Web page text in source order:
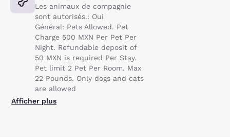
Les animaux de compagnie
sont autorisés.: Oui
Général: Pets Allowed. Pet
Charge 500 MXN Per Pet Per
Night. Refundable deposit of
50 MXN is required Per Stay.
Pet limit 2 Pet Per Room. Max
22 Pounds. Only dogs and cats
are allowed
Afficher plus